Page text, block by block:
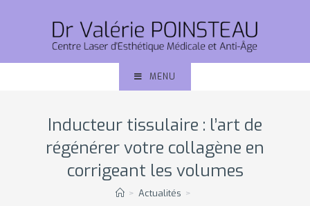
MENU
Inducteur tissulaire : l’art de
régénérer votre collagène en
corrigeant les volumes
> Actualités >